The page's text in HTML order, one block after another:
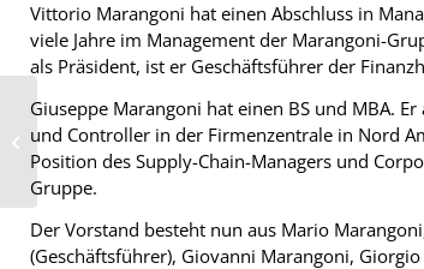
Vittorio Marangoni hat einen Abschluss in
viele Jahre im Management der Marangoni-
als Präsident, ist er Geschäftsführer der
Giuseppe Marangoni hat einen BS und MBA.
und Controller in der Firmenzentrale in Nord
Position des Supply-Chain-Managers und
Gruppe.
Der Vorstand besteht nun aus Mario
(Geschäftsführer), Giovanni Marangoni,
Satte Rabatte zum Start des neuen
Tyre24-Verschleißteilemoduls